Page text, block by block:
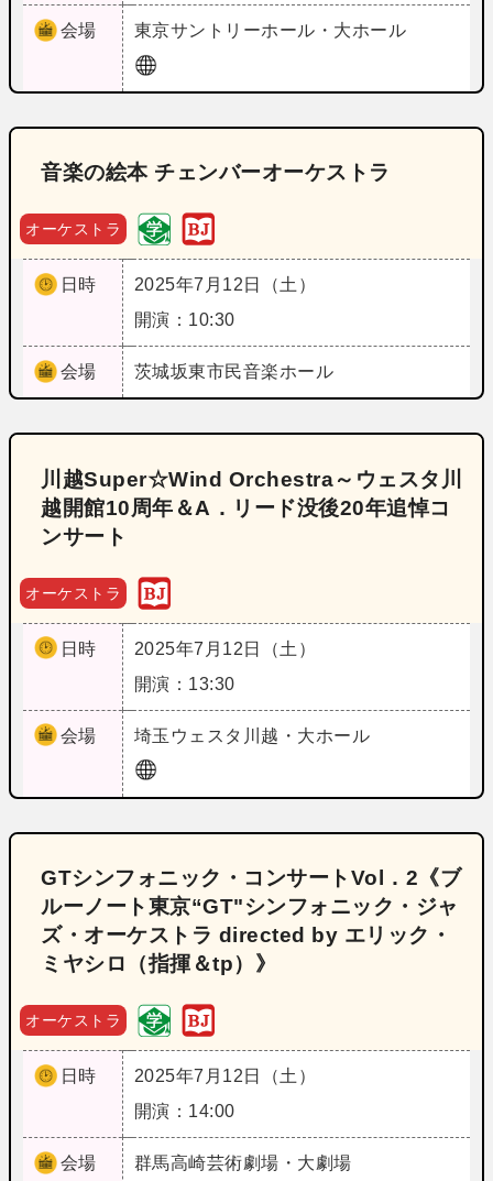
会場 東京サントリーホール・大ホール
音楽の絵本 チェンバーオーケストラ
オーケストラ
日時
2025年7月12日（土）
開演：10:30
会場 茨城坂東市民音楽ホール
川越Super☆Wind Orchestra～ウェスタ川
越開館10周年＆A．リード没後20年追悼コ
ンサート
オーケストラ
日時
2025年7月12日（土）
開演：13:30
会場 埼玉 ウェスタ川越・大ホール
GTシンフォニック・コンサートVol．2《ブ
ルーノート東京“GT"シンフォニック・ジャ
ズ・オーケストラ directed by エリック・
ミヤシロ（指揮＆tp）》
オーケストラ
日時
2025年7月12日（土）
開演：14:00
会場 群馬高崎芸術劇場・大劇場